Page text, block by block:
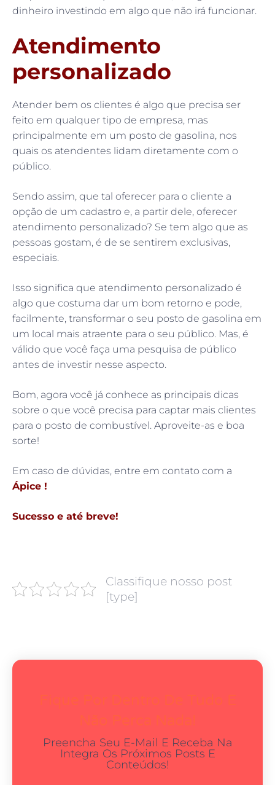
dinheiro investindo em algo que não irá funcionar.
Atendimento
personalizado
Atender bem os clientes é algo que precisa ser
feito em qualquer tipo de empresa, mas
principalmente em um posto de gasolina, nos
quais os atendentes lidam diretamente com o
público.
Sendo assim, que tal oferecer para o cliente a
opção de um cadastro e, a partir dele, oferecer
atendimento personalizado? Se tem algo que as
pessoas gostam, é de se sentirem exclusivas,
especiais.
Isso significa que atendimento personalizado é
algo que costuma dar um bom retorno e pode,
facilmente, transformar o seu posto de gasolina em
um local mais atraente para o seu público. Mas, é
válido que você faça uma pesquisa de público
antes de investir nesse aspecto.
Bom, agora você já conhece as principais dicas
sobre o que você precisa para captar mais clientes
para o posto de combustível. Aproveite-as e boa
sorte!
Em caso de dúvidas, entre em contato com a
Ápice !
Sucesso e até breve!
Classifique nosso post
[type]
Preencha Seu E-Mail E Receba Na
Integra Os Próximos Posts E
Conteúdos!